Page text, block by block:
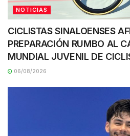
NOTICIAS
CICLISTAS SINALOENSES
PREPARACIÓN RUMBO AL
MUNDIAL JUVENIL DE
06/08/2026